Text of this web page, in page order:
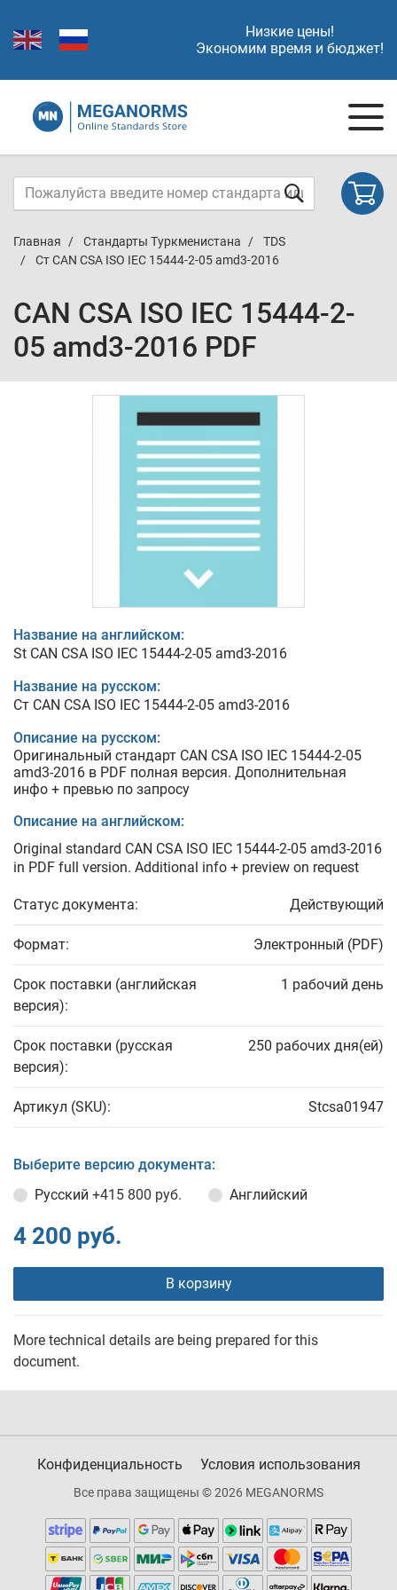
Низкие цены!
Экономим время и бюджет!
Главная Стандарты Туркменистана
TDS
Ст CAN CSA ISO IEC 15444-2-05 amd3-2016
CAN CSA ISO IEC 15444-2-
05 amd3-2016 PDF
Название на английском:
St CAN CSA ISO IEC 15444-2-05 amd3-2016
Название на русском:
Ст CAN CSA ISO IEC 15444-2-05 amd3-2016
Описание на русском:
Оригинальный стандарт CAN CSA ISO IEC 15444-2-05
amd3-2016 в PDF полная версия. Дополнительная
инфо + превью по запросу
Описание на английском:
Original standard CAN CSA ISO IEC 15444-2-05 amd3-2016
in PDF full version. Additional info + preview on request
Статус документа: Действующий
Формат: Электронный (PDF)
Срок поставки (английская
версия):
1 рабочий день
Срок поставки (русская
версия):
250 рабочих дня(ей)
Артикул (SKU): Stcsa01947
Выберите версию документа:
Русский +415 800 руб. Английский
4 200 руб.
В корзину
More technical details are being prepared for this
document.
Конфиденциальность Условия использования
Все права защищены © 2026 MEGANORMS